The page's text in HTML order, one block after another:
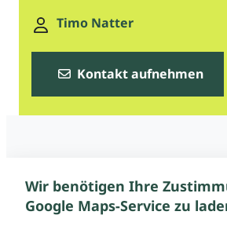
Timo Natter
Kontakt aufnehmen
Wir benötigen Ihre
Google Maps-Service zu